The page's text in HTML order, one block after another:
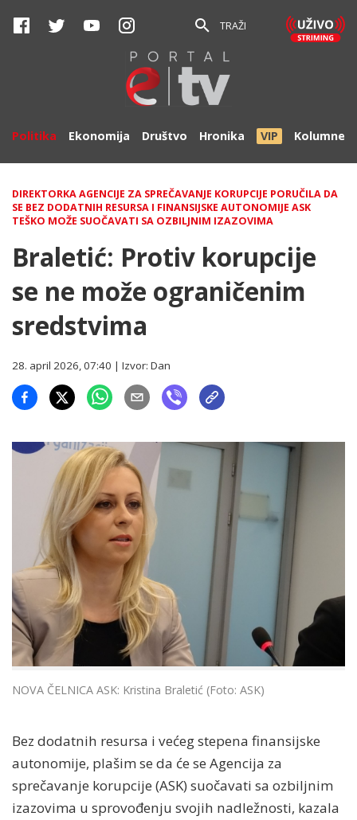
TRAŽI
Politika Ekonomija Društvo Hronika VIP Kolumne
DIREKTORKA AGENCIJE ZA SPREČAVANJE KORUPCIJE PORUČILA DA
SE BEZ DODATNIH RESURSA I FINANSIJSKE AUTONOMIJE ASK
TEŠKO MOŽE SUOČAVATI SA OZBILJNIM IZAZOVIMA
Braletić: Protiv korupcije
se ne može ograničenim
sredstvima
28. april 2026, 07:40 | Izvor: Dan
NOVA ČELNICA ASK: Kristina Braletić (Foto: ASK)
Bez dodatnih resursa i većeg stepena finansijske
autonomije, plašim se da će se Agencija za
sprečavanje korupcije (ASK) suočavati sa ozbiljnim
izazovima u sprovođenju svojih nadležnosti, kazala